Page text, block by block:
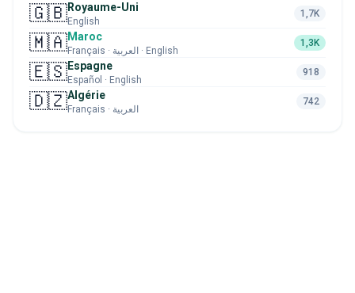
🇬🇧Royaume-Uni
English
1,7K
🇲🇦Maroc
Français · العربية · English
1,3K
🇪🇸Espagne
Español · English
918
🇩🇿Algérie
Français · العربية
742